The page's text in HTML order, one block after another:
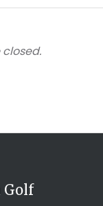
Golf